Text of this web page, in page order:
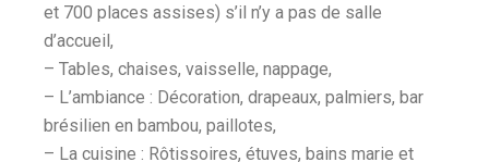
et 700 places assises) s’il n’y a pas de salle
d’accueil,
– Tables, chaises, vaisselle, nappage,
– L’ambiance : Décoration, drapeaux, palmiers, bar
brésilien en bambou, paillotes,
– La cuisine : Rôtissoires, étuves, bains marie et